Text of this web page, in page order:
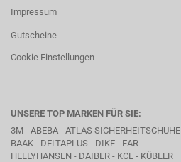
Impressum
Gutscheine
Cookie Einstellungen
UNSERE TOP MARKEN FÜR SIE:
3M - ABEBA - ATLAS SICHERHEITSCHUHE
BAAK - DELTAPLUS - DIKE - EAR
HELLYHANSEN - DAIBER - KCL - KÜBLER